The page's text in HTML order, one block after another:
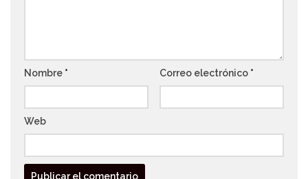
Nombre * Correo electrónico *
Web